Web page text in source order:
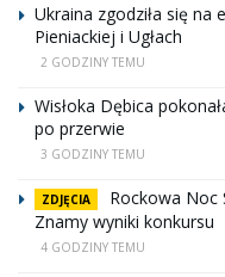
Ukraina zgodziła się na
Pieniackiej i Ugłach
2 GODZINY TEMU
Wisłoka Dębica
po przerwie
3 GODZINY TEMU
ZDJĘCIA
Rockowa Noc
Znamy wyniki konkursu
4 GODZINY TEMU